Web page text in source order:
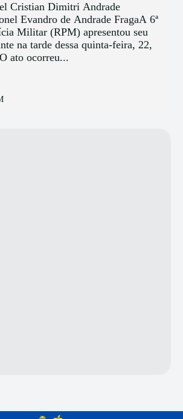
Cristian Dimitri Andrade
Evandro de Andrade FragaA 6ª
Militar (RPM) apresentou seu
na tarde dessa quinta-feira, 22,
ato ocorreu...